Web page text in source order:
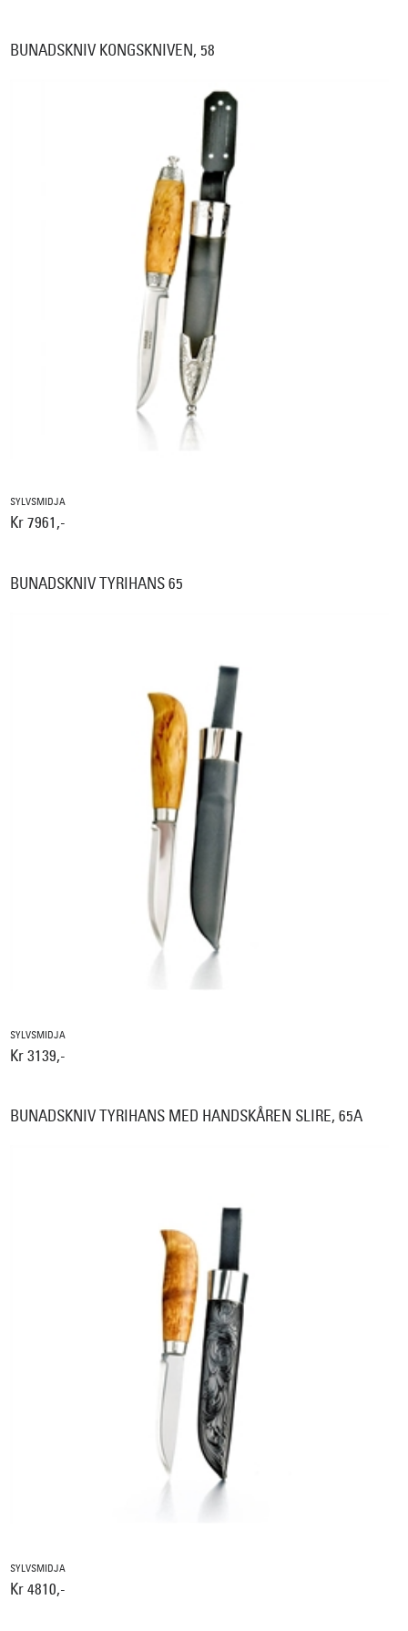
BUNADSKNIV KONGSKNIVEN, 58
SYLVSMIDJA
Kr 7961,-
BUNADSKNIV TYRIHANS 65
SYLVSMIDJA
Kr 3139,-
BUNADSKNIV TYRIHANS MED HANDSKÅREN SLIRE, 65A
SYLVSMIDJA
Kr 4810,-